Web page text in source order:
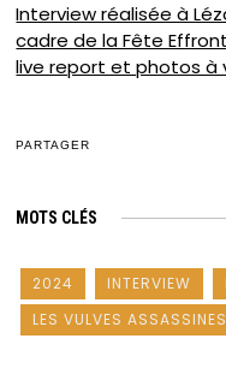
Interview réalisée à
cadre de la Fête
live report et photos à
PARTAGER
MOTS CLÉS
2024 INTERVIEW
LES VULVES ASSASSINES